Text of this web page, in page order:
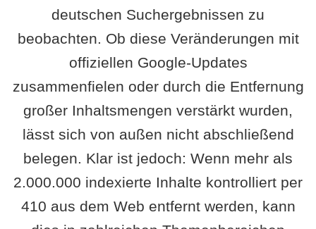
deutschen Suchergebnissen zu
beobachten. Ob diese Veränderungen mit
offiziellen Google-Updates
zusammenfielen oder durch die Entfernung
großer Inhaltsmengen verstärkt wurden,
lässt sich von außen nicht abschließend
belegen. Klar ist jedoch: Wenn mehr als
2.000.000 indexierte Inhalte kontrolliert per
410 aus dem Web entfernt werden, kann